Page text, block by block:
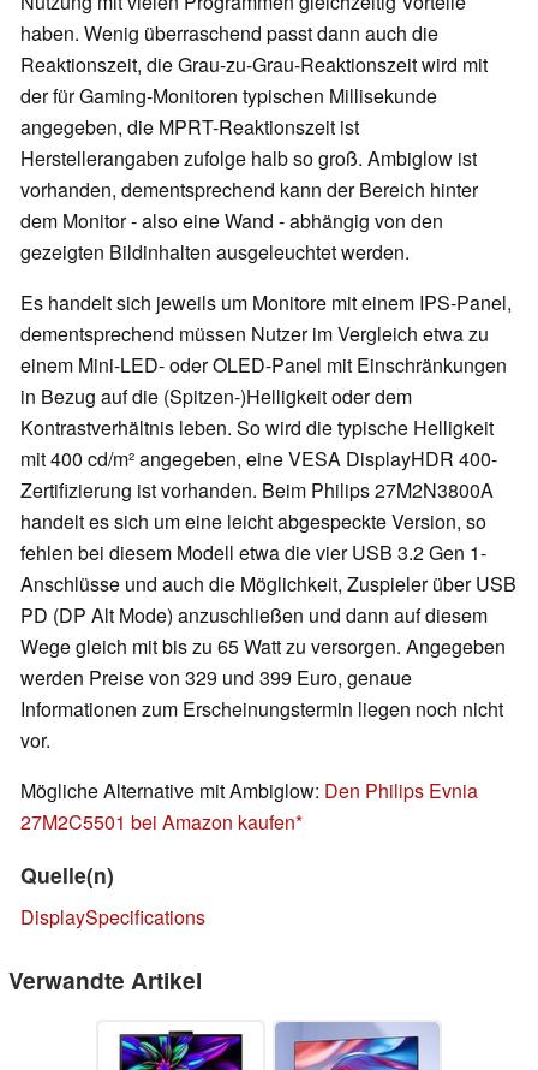
haben. Wenig überraschend passt dann auch die
Reaktionszeit, die Grau-zu-Grau-Reaktionszeit wird mit
der für Gaming-Monitoren typischen Millisekunde
angegeben, die MPRT-Reaktionszeit ist
Herstellerangaben zufolge halb so groß. Ambiglow ist
vorhanden, dementsprechend kann der Bereich hinter
dem Monitor - also eine Wand - abhängig von den
gezeigten Bildinhalten ausgeleuchtet werden.
Es handelt sich jeweils um Monitore mit einem IPS-Panel,
dementsprechend müssen Nutzer im Vergleich etwa zu
einem Mini-LED- oder OLED-Panel mit Einschränkungen
in Bezug auf die (Spitzen-)Helligkeit oder dem
Kontrastverhältnis leben. So wird die typische Helligkeit
mit 400 cd/m² angegeben, eine VESA DisplayHDR 400-
Zertifizierung ist vorhanden. Beim Philips 27M2N3800A
handelt es sich um eine leicht abgespeckte Version, so
fehlen bei diesem Modell etwa die vier USB 3.2 Gen 1-
Anschlüsse und auch die Möglichkeit, Zuspieler über USB
PD (DP Alt Mode) anzuschließen und dann auf diesem
Wege gleich mit bis zu 65 Watt zu versorgen. Angegeben
werden Preise von 329 und 399 Euro, genaue
Informationen zum Erscheinungstermin liegen noch nicht
vor.
Mögliche Alternative mit Ambiglow: Den Philips Evnia
27M2C5501 bei Amazon kaufen
Quelle(n)
DisplaySpecifications
Verwandte Artikel